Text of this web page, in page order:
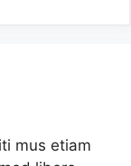
mus etiam